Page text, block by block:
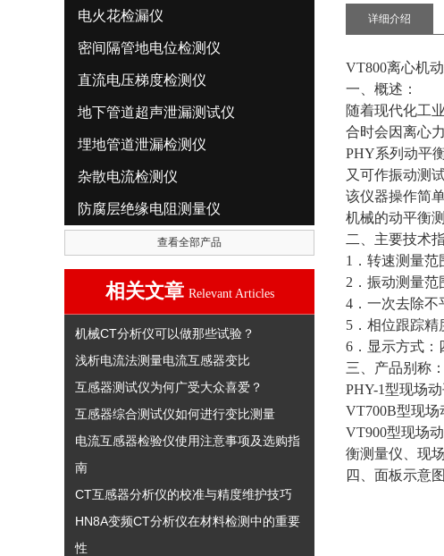
电火花检漏仪
密间隔管地电位检测仪
直流电压梯度检测仪
地下管道超声泄漏测试仪
埋地管道泄漏检测仪
杂散电流检测仪
防腐层绝缘电阻测量仪
查看全部产品
相关文章 Relevant Articles
机械CT分析仪可以做那些试验？
浅析电流法测量电流互感器变比
互感器测试仪为何广受大众喜爱？
互感器综合测试仪如何进行变比测量
电流互感器检验仪使用注意事项及选购指
南
CT互感器分析仪的校准与精度维护技巧
HN8A变频CT分析仪在材料检测中的重要
性
详细介绍
VT800离心机
一、概述：
随着现代化工
合时会因离心
PHY系列动平
又可作振动测
该仪器操作简
机械的动平衡
二、主要技术
1．转速测量
2．振动测量范
4．一次去除不
5．相位跟踪精
6．显示方式：
三、产品别称：
PHY-1型现场
VT700B型现场
VT900型现场
衡测量仪、现
四、面板示意图